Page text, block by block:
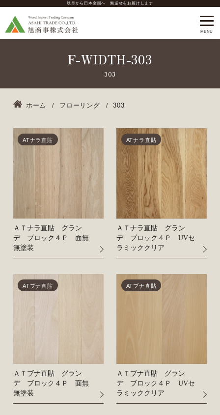
岐阜から日本全国へ 無垢材をお届けします
F-WIDTH-303
ホーム フローリング 303
ATナラ直貼
ＡＴナラ直貼 グラン
デ ブロック４Ｐ 面無
無塗装
ATナラ直貼
ＡＴナラ直貼 グラン
デ ブロック４Ｐ UVセ
ラミッククリア
ATブナ直貼
ＡＴブナ直貼 グラン
デ ブロック４Ｐ 面無
無塗装
ATブナ直貼
ＡＴブナ直貼 グラン
デ ブロック４Ｐ UVセ
ラミッククリア